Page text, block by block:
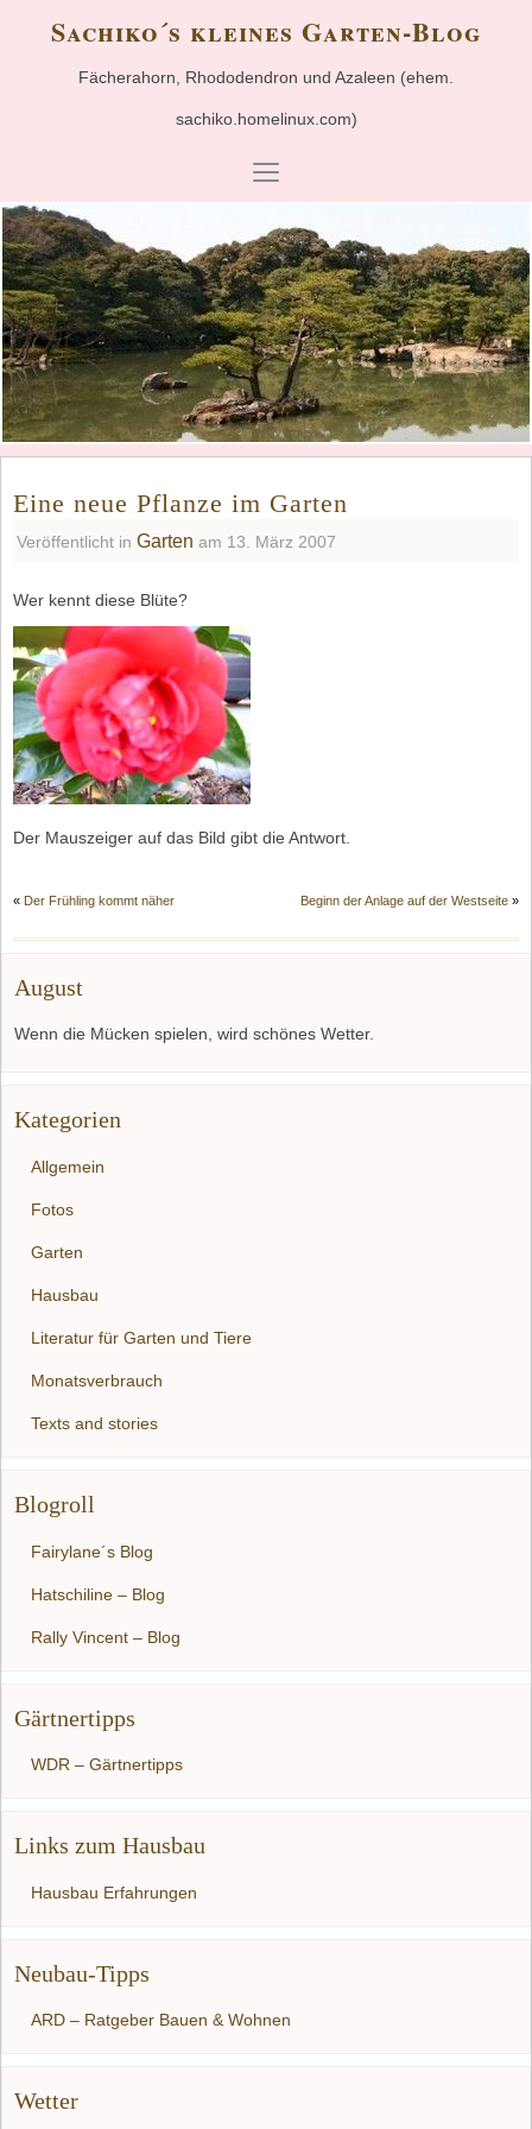
Sachiko´s kleines Garten-Blog
Fächerahorn, Rhododendron und Azaleen (ehem.
sachiko.homelinux.com)
Eine neue Pflanze im Garten
Veröffentlicht in Garten am 13. März 2007
Wer kennt diese Blüte?
Der Mauszeiger auf das Bild gibt die Antwort.
« Der Frühling kommt näher Beginn der Anlage auf der Westseite »
August
Wenn die Mücken spielen, wird schönes Wetter.
Kategorien
Allgemein
Fotos
Garten
Hausbau
Literatur für Garten und Tiere
Monatsverbrauch
Texts and stories
Blogroll
Fairylane´s Blog
Hatschiline – Blog
Rally Vincent – Blog
Gärtnertipps
WDR – Gärtnertipps
Links zum Hausbau
Hausbau Erfahrungen
Neubau-Tipps
ARD – Ratgeber Bauen & Wohnen
Wetter